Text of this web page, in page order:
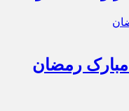
مبارک رمضان